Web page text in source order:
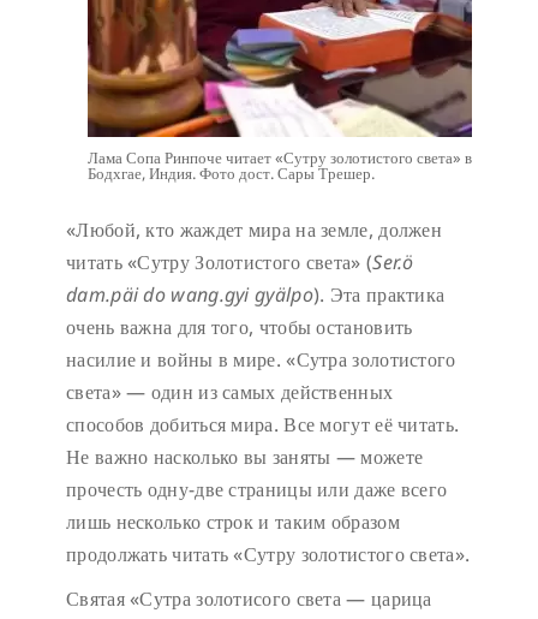
Лама Сопа Ринпоче читает «Сутру золотистого света» в
Бодхгае, Индия. Фото дост. Сары Трешер.
«Любой, кто жаждет мира на земле, должен
читать «Сутру Золотистого света» (Ser.ö
dam.päi do wang.gyi gyälpo). Эта практика
очень важна для того, чтобы остановить
насилие и войны в мире. «Сутра золотистого
света» — один из самых действенных
способов добиться мира. Все могут её читать.
Не важно насколько вы заняты — можете
прочесть одну-две страницы или даже всего
лишь несколько строк и таким образом
продолжать читать «Сутру золотистого света».
Святая «Сутра золотисого света — царица